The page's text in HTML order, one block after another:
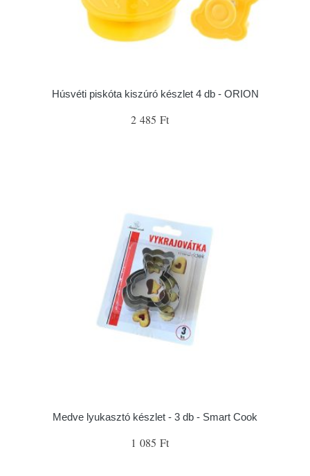
Húsvéti piskóta kiszúró készlet 4 db - ORION
2 485 Ft
Medve lyukasztó készlet - 3 db - Smart Cook
1 085 Ft